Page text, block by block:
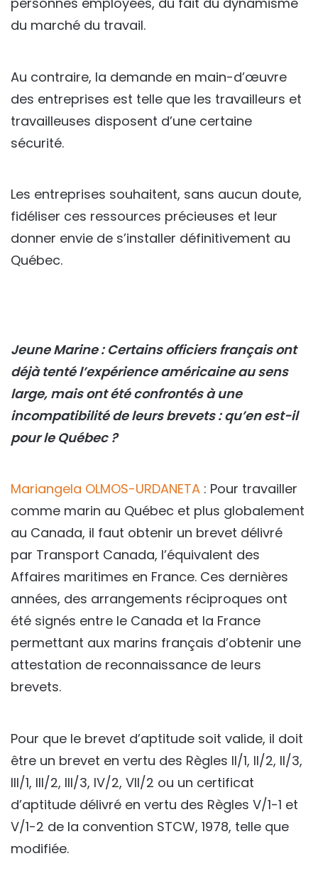
du marché du travail.
Au contraire, la demande en main-d’œuvre
des entreprises est telle que les travailleurs et
travailleuses disposent d’une certaine
sécurité.
Les entreprises souhaitent, sans aucun doute,
fidéliser ces ressources précieuses et leur
donner envie de s’installer définitivement au
Québec.
Jeune Marine : Certains officiers français ont
déjà tenté l’expérience américaine au sens
large, mais ont été confrontés à une
incompatibilité de leurs brevets : qu’en est-il
pour le Québec ?
Mariangela OLMOS-URDANETA : Pour travailler
comme marin au Québec et plus globalement
au Canada, il faut obtenir un brevet délivré
par Transport Canada, l’équivalent des
Affaires maritimes en France. Ces dernières
années, des arrangements réciproques ont
été signés entre le Canada et la France
permettant aux marins français d’obtenir une
attestation de reconnaissance de leurs
brevets.
Pour que le brevet d’aptitude soit valide, il doit
être un brevet en vertu des Règles II/1, II/2, II/3,
III/1, III/2, III/3, IV/2, VII/2 ou un certificat
d’aptitude délivré en vertu des Règles V/1-1 et
V/1-2 de la convention STCW, 1978, telle que
modifiée.